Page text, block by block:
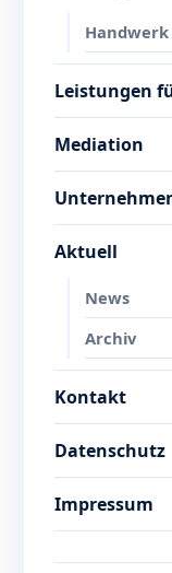
Leistungen
Mediation
Aktuell
News
Archiv
Kontakt
Datenschutz
Impressum